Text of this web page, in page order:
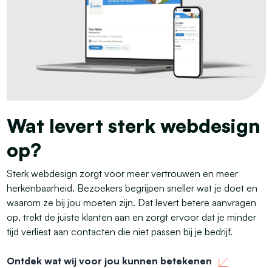
Wat levert sterk webdesign
op?
Sterk webdesign zorgt voor meer vertrouwen en meer
herkenbaarheid. Bezoekers begrijpen sneller wat je doet en
waarom ze bij jou moeten zijn. Dat levert betere aanvragen
op, trekt de juiste klanten aan en zorgt ervoor dat je minder
tijd verliest aan contacten die niet passen bij je bedrijf.
Ontdek wat wij voor jou kunnen betekenen